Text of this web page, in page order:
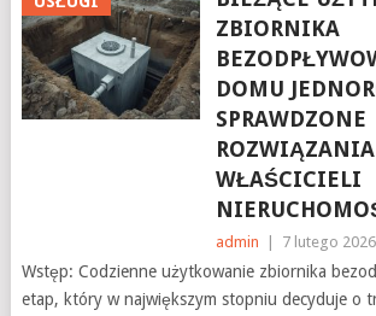
ZBIORNIKA
DOMU
SPRAWDZONE
WŁAŚCICIELI
admin 7 lutego 2026
Wstęp: Codzienne użytkowanie zbiornika
etap, który w największym stopniu decyduje o